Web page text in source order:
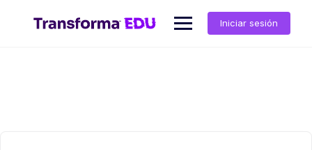
contenido
Iniciar sesión